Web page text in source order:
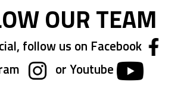
OUR TEAM
follow us on Facebook
or Youtube